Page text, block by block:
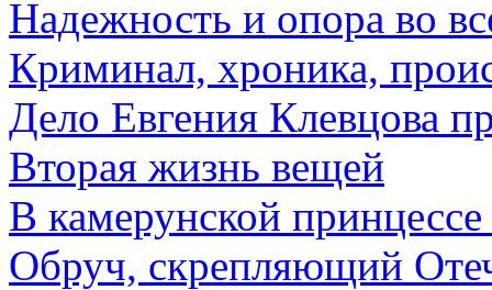
Надежность и опора во
Криминал, хроника,
Дело Евгения Клевцова
Вторая жизнь вещей
В камерунской
Обруч, скрепляющий